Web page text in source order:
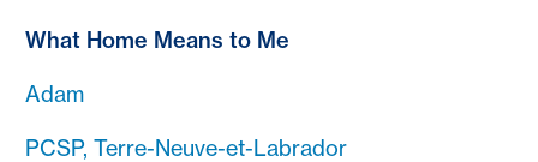
What Home Means to Me
Adam
PCSP, Terre-Neuve-et-Labrador